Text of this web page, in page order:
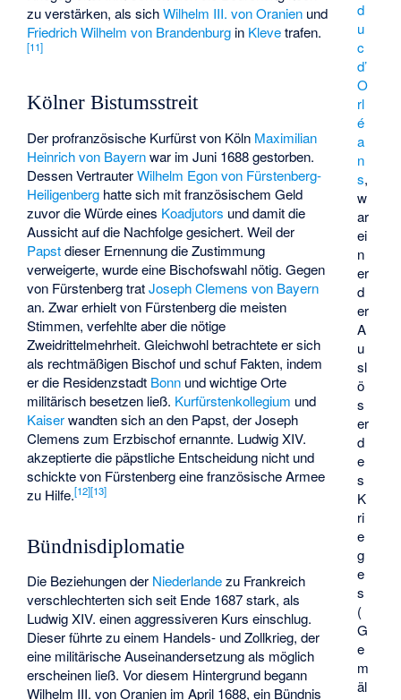
d
u
c
d’
O
rl
é
a
n
s,
w
ar
ei
n
er
d
er
A
u
sl
ö
s
er
d
e
s
K
ri
e
g
e
s
(
G
e
m
äl
zu verstärken, als sichWilhelm III. von Oranien und
Friedrich Wilhelm von Brandenburg in Klevetrafen.
[11]
Kölner Bistumsstreit
Der profranzösische Kurfürst von Köln Maximilian
Heinrich von Bayernwar im Juni 1688 gestorben.
Dessen VertrauterWilhelm Egon von Fürstenberg-
Heiligenberg hatte sich mit französischem Geld
zuvor die Würde eines Koadjutors und damit die
Aussicht auf die Nachfolge gesichert. Weil der
Papstdieser Ernennung die Zustimmung
verweigerte, wurde eine Bischofswahl nötig. Gegen
von Fürstenberg tratJoseph Clemens von Bayern
an. Zwar erhielt von Fürstenberg die meisten
Stimmen, verfehlte aber die nötige
Zweidrittelmehrheit. Gleichwohl betrachtete er sich
als rechtmäßigen Bischof und schuf Fakten, indem
er die Residenzstadt Bonn und wichtige Orte
militärisch besetzen ließ. Kurfürstenkollegium und
Kaiserwandten sich an den Papst, der Joseph
Clemens zum Erzbischof ernannte. Ludwig XIV.
akzeptierte die päpstliche Entscheidung nicht und
schickte von Fürstenberg eine französische Armee
zu Hilfe.[12][13]
Bündnisdiplomatie
Die Beziehungen der Niederlandezu Frankreich
verschlechterten sich seit Ende 1687 stark, als
Ludwig XIV. einen aggressiveren Kurs einschlug.
Dieser führte zu einem Handels- und Zollkrieg, der
eine militärische Auseinandersetzung als möglich
erscheinen ließ. Vor diesem Hintergrund begann
Wilhelm III. von Oranien im April 1688, ein Bündnis